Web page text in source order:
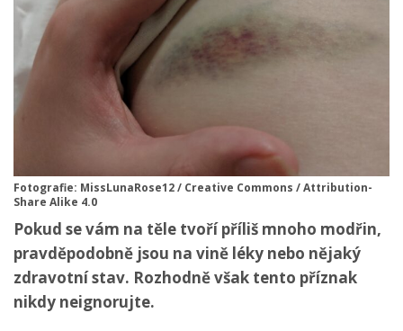
Fotografie: MissLunaRose12 / Creative Commons / Attribution-
Share Alike 4.0
Pokud se vám na těle tvoří příliš mnoho modřin,
pravděpodobně jsou na vině léky nebo nějaký
zdravotní stav. Rozhodně však tento příznak
nikdy neignorujte.